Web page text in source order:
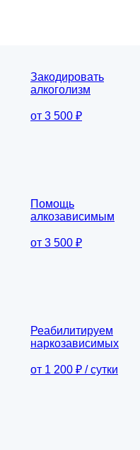
Закодировать
алкоголизм
от 3 500 ₽
Помощь
алкозависимым
от 3 500 ₽
Реабилитируем
наркозависимых
от 1 200 ₽ / сутки